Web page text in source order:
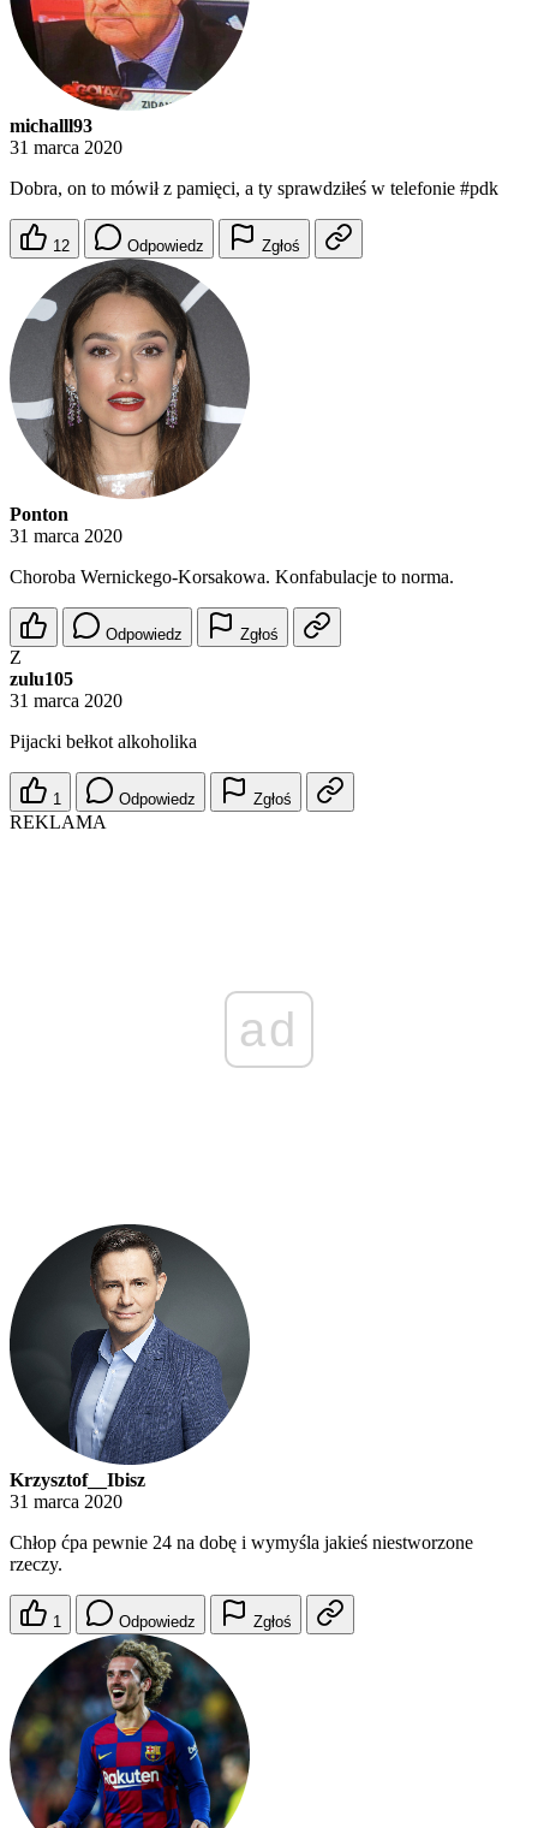
michalll93
31 marca 2020
Dobra, on to mówił z pamięci, a ty sprawdziłeś w telefonie #pdk
12 Odpowiedz Zgłoś
Ponton
31 marca 2020
Choroba Wernickego-Korsakowa. Konfabulacje to norma.
Odpowiedz Zgłoś
Z
zulu105
31 marca 2020
Pijacki bełkot alkoholika
1 Odpowiedz Zgłoś
REKLAMA
ad
Krzysztof__Ibisz
31 marca 2020
Chłop ćpa pewnie 24 na dobę i wymyśla jakieś niestworzone
rzeczy.
1 Odpowiedz Zgłoś